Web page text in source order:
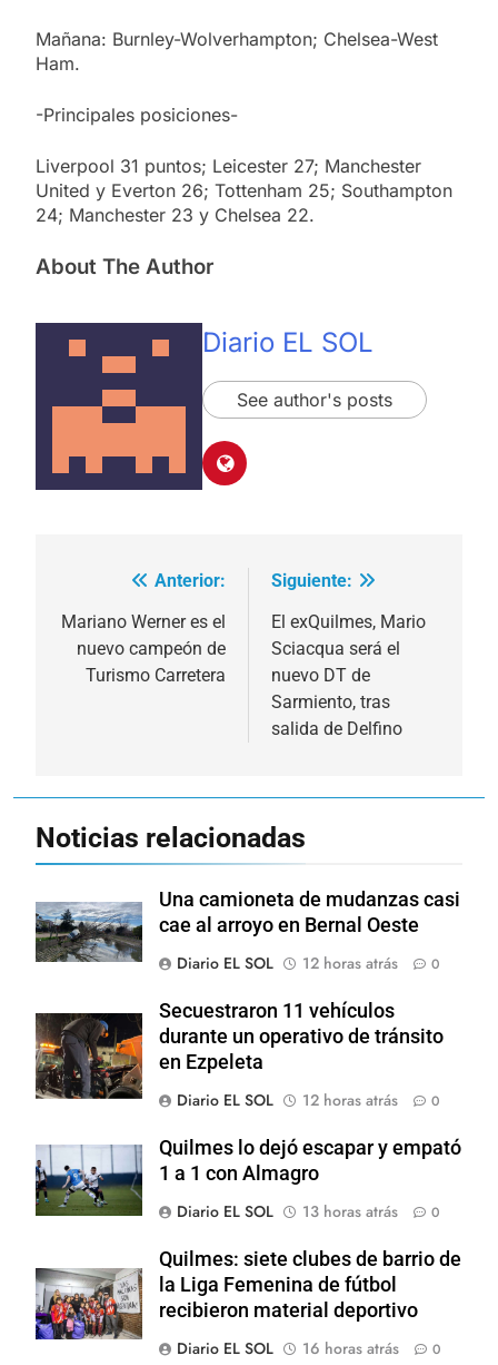
Mañana: Burnley-Wolverhampton; Chelsea-West
Ham.
-Principales posiciones-
Liverpool 31 puntos; Leicester 27; Manchester
United y Everton 26; Tottenham 25; Southampton
24; Manchester 23 y Chelsea 22.
About The Author
Diario EL SOL
See author's posts
Navegación
de
entradas
Anterior:
Mariano Werner es el
nuevo campeón de
Turismo Carretera
Siguiente:
El exQuilmes, Mario
Sciacqua será el
nuevo DT de
Sarmiento, tras
salida de Delfino
Noticias relacionadas
Una camioneta de mudanzas casi
cae al arroyo en Bernal Oeste
Diario EL SOL
12 horas atrás 0
Secuestraron 11 vehículos
durante un operativo de tránsito
en Ezpeleta
Diario EL SOL
12 horas atrás 0
Quilmes lo dejó escapar y empató
1 a 1 con Almagro
Diario EL SOL
13 horas atrás 0
Quilmes: siete clubes de barrio de
la Liga Femenina de fútbol
recibieron material deportivo
Diario EL SOL
16 horas atrás 0